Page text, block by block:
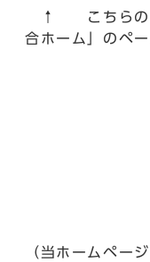
↑ こちらの画
合ホーム」のペ
（当ホームペー